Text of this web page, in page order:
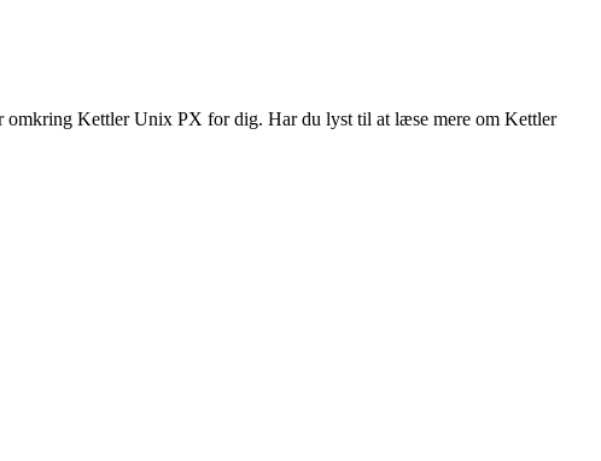
omkring Kettler Unix PX for dig. Har du lyst til at læse mere om Kettler